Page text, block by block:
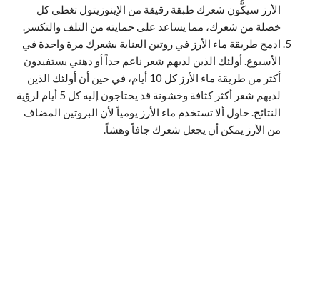
الأرز سيكُّون شعرك طبقة رقيقة من الإينوزيتول تغطي كل
خصلة من شعرك، مما يساعد على حمايته من التلف والتكسر.
ادمج طريقة ماء الأرز في روتين العناية بشعرك مرة واحدة في
الأسبوع. أولئك الذين لديهم شعر ناعم جداً أو دهني يستفيدون
أكثر من طريقة ماء الأرز كل 10 أيام، في حين أن أولئك الذين
لديهم شعر أكثر كثافة وخشونة قد يحتاجون إليه كل 5 أيام لرؤية
النتائج. حاول ألا تستخدم ماء الأرز يومياً لأن البروتين المضاف
من الأرز يمكن أن يجعل شعرك جافاً وهشاً.